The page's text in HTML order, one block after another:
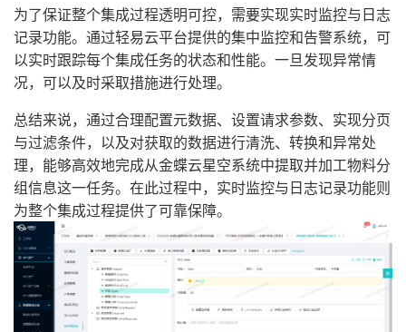
为了保证整个集成过程透明可控，需要实现实时监控与日志
记录功能。通过轻易云平台提供的集中监控和告警系统，可
以实时跟踪每个集成任务的状态和性能。一旦发现异常情
况，可以及时采取措施进行处理。
总结来说，通过合理配置元数据、设置请求参数、实现分页
与过滤条件，以及对获取的数据进行清洗、转换和异常处
理，能够高效地完成从金蝶云星空系统中提取并加工物料分
组信息这一任务。在此过程中，实时监控与日志记录功能则
为整个集成过程提供了可靠保障。